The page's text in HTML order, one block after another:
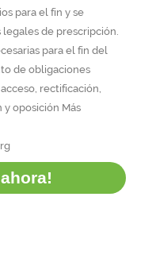
para el fin y se
de prescripción.
para el fin del
de obligaciones
rectificación,
oposición Más